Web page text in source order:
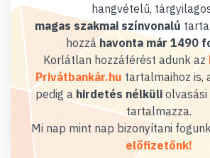
hangvételű,
magas szakmai színvonalú
hozzáhavonta már 1490
Korlátlan hozzáférést adunk az
Privátbankár.hu tartalmaihoz is,
pedig a hirdetés nélküliolvasási
tartalmazza.
Mi nap mint nap bizonyítani
előfizetőnk!